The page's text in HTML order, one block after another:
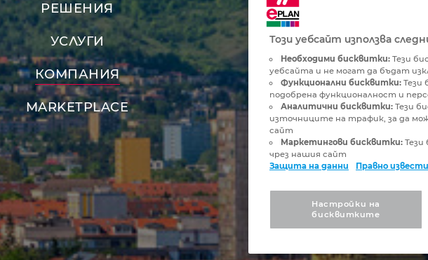
РЕШЕНИЯ
УСЛУГИ
КОМПАНИЯ
MARKETPLACE
Този уебсайт използва
Необходими бисквитки: Тези
уебсайта и не могат да бъдат
Функционални бисквитки: Тези
подобрена функционалност и
Аналитични бисквитки: Тези
източниците на трафик, за да
сайт
Маркетингови бисквитки:
чрез нашия сайт
Защита на данни
Правно
Настройки на
бисквитките